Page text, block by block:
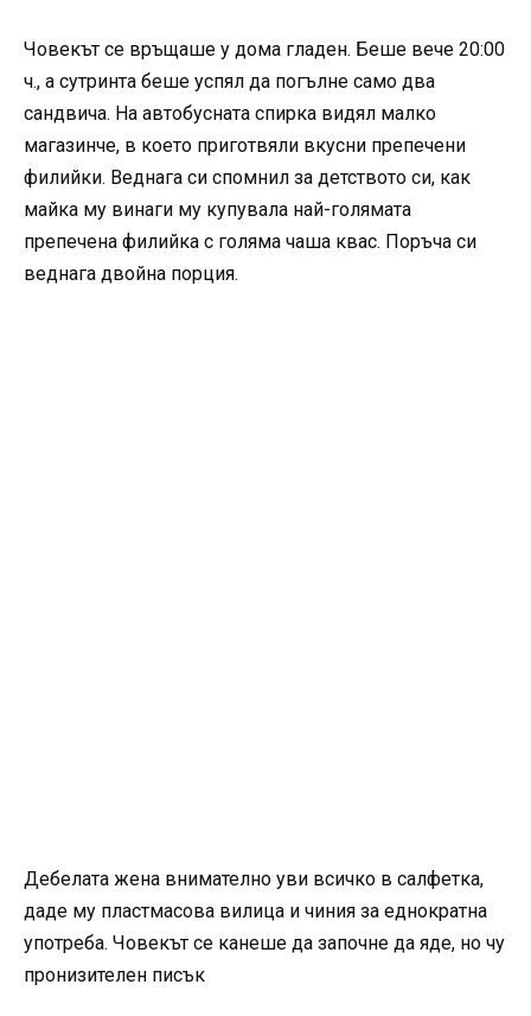
Човекът се връщаше у дома гладен. Беше вече 20:00
ч., а сутринта беше успял да погълне само два
сандвича. На автобусната спирка видял малко
магазинче, в което приготвяли вкусни препечени
филийки. Веднага си спомнил за детството си, как
майка му винаги му купувала най-голямата
препечена филийка с голяма чаша квас. Поръча си
веднага двойна порция.
Дебелата жена внимателно уви всичко в салфетка,
даде му пластмасова вилица и чиния за еднократна
употреба. Човекът се канеше да започне да яде, но чу
пронизителен писък